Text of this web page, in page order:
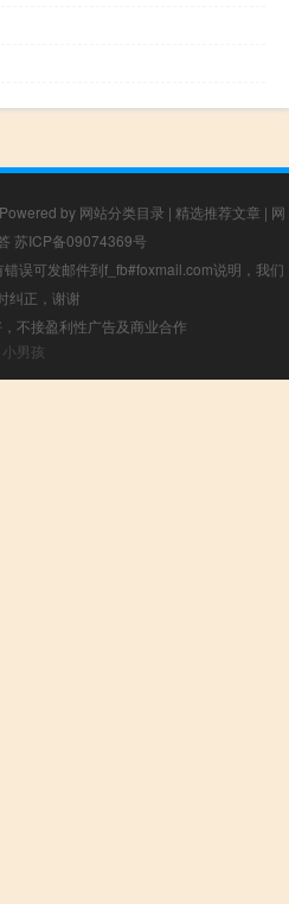
Powered by 网站分类目录 | 精选推荐文章 | 网
苏ICP备09074369号
误可发邮件到f_fb#foxmail.com说明，我们
纠正，谢谢
不接盈利性广告及商业合作
小男孩